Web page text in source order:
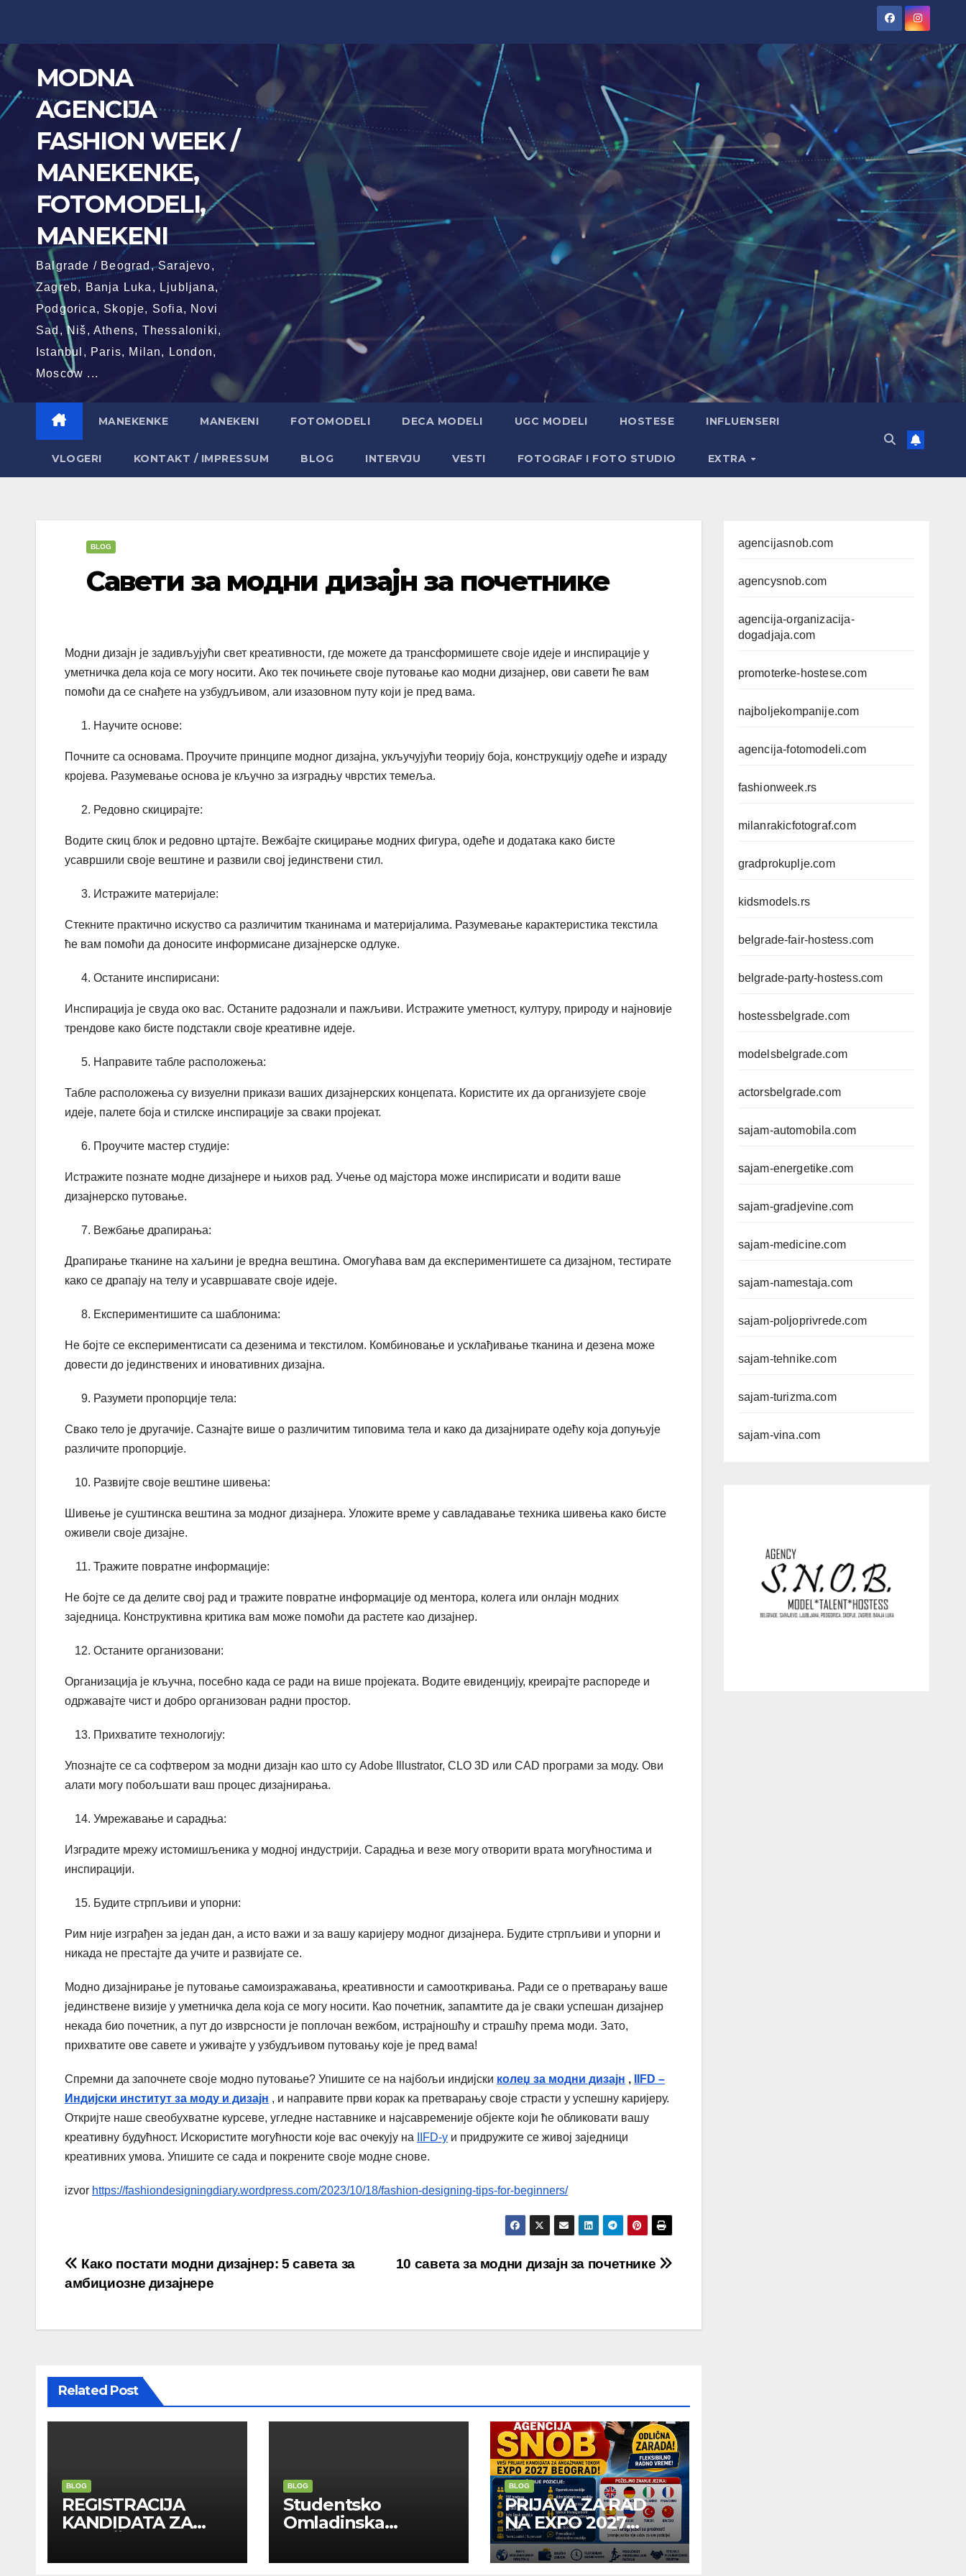
content
MODNA
AGENCIJA
FASHION WEEK /
MANEKENKE,
FOTOMODELI,
MANEKENI
Balgrade / Beograd, Sarajevo,
Zagreb, Banja Luka, Ljubljana,
Podgorica, Skopje, Sofia, Novi
Sad, Niš, Athens, Thessaloniki,
Istanbul, Paris, Milan, London,
Moscow ...
MANEKENKE MANEKENI FOTOMODELI DECA MODELI UGC MODELI HOSTESE INFLUENSERI
VLOGERI KONTAKT / IMPRESSUM BLOG INTERVJU VESTI FOTOGRAF I FOTO STUDIO EXTRA
BLOG
Савети за модни дизајн за почетнике
Модни дизајн је задивљујући свет креативности, где можете да трансформишете своје идеје и инспирације у
уметничка дела која се могу носити. Ако тек почињете своје путовање као модни дизајнер, ови савети ће вам
помоћи да се снађете на узбудљивом, али изазовном путу који је пред вама.
Научите основе:
Почните са основама. Проучите принципе модног дизајна, укључујући теорију боја, конструкцију одеће и израду
кројева. Разумевање основа је кључно за изградњу чврстих темеља.
Редовно скицирајте:
Водите скиц блок и редовно цртајте. Вежбајте скицирање модних фигура, одеће и додатака како бисте
усавршили своје вештине и развили свој јединствени стил.
Истражите материјале:
Стекните практично искуство са различитим тканинама и материјалима. Разумевање карактеристика текстила
ће вам помоћи да доносите информисане дизајнерске одлуке.
Останите инспирисани:
Инспирација је свуда око вас. Останите радознали и пажљиви. Истражите уметност, културу, природу и најновије
трендове како бисте подстакли своје креативне идеје.
Направите табле расположења:
Табле расположења су визуелни прикази ваших дизајнерских концепата. Користите их да организујете своје
идеје, палете боја и стилске инспирације за сваки пројекат.
Проучите мастер студије:
Истражите познате модне дизајнере и њихов рад. Учење од мајстора може инспирисати и водити ваше
дизајнерско путовање.
Вежбање драпирања:
Драпирање тканине на хаљини је вредна вештина. Омогућава вам да експериментишете са дизајном, тестирате
како се драпају на телу и усавршавате своје идеје.
Експериментишите са шаблонима:
Не бојте се експериментисати са дезенима и текстилом. Комбиновање и усклађивање тканина и дезена може
довести до јединствених и иновативних дизајна.
Разумети пропорције тела:
Свако тело је другачије. Сазнајте више о различитим типовима тела и како да дизајнирате одећу која допуњује
различите пропорције.
Развијте своје вештине шивења:
Шивење је суштинска вештина за модног дизајнера. Уложите време у савладавање техника шивења како бисте
оживели своје дизајне.
Тражите повратне информације:
Не бојте се да делите свој рад и тражите повратне информације од ментора, колега или онлајн модних
заједница. Конструктивна критика вам може помоћи да растете као дизајнер.
Останите организовани:
Организација је кључна, посебно када се ради на више пројеката. Водите евиденцију, креирајте распореде и
одржавајте чист и добро организован радни простор.
Прихватите технологију:
Упознајте се са софтвером за модни дизајн као што су Adobe Illustrator, CLO 3D или CAD програми за моду. Ови
алати могу побољшати ваш процес дизајнирања.
Умрежавање и сарадња:
Изградите мрежу истомишљеника у модној индустрији. Сарадња и везе могу отворити врата могућностима и
инспирацији.
Будите стрпљиви и упорни:
Рим није изграђен за један дан, а исто важи и за вашу каријеру модног дизајнера. Будите стрпљиви и упорни и
никада не престајте да учите и развијате се.
Модно дизајнирање је путовање самоизражавања, креативности и самооткривања. Ради се о претварању ваше
јединствене визије у уметничка дела која се могу носити. Као почетник, запамтите да је сваки успешан дизајнер
некада био почетник, а пут до изврсности је поплочан вежбом, истрајношћу и страшћу према моди. Зато,
прихватите ове савете и уживајте у узбудљивом путовању које је пред вама!
Спремни да започнете своје модно путовање? Упишите се на најбољи индијски колеџ за модни дизајн ,
IIFD –
Индијски институт за моду и дизајн , и направите први корак ка претварању своје страсти у успешну каријеру.
Откријте наше свеобухватне курсеве, угледне наставнике и најсавременије објекте који ће обликовати вашу
креативну будућност. Искористите могућности које вас очекују на
IIFD-у и придружите се живој заједници
креативних умова. Упишите се сада и покрените своје модне снове.
izvor https://fashiondesigningdiary.wordpress.com/2023/10/18/fashion-designing-tips-for-beginners/
Post
navigation
10 савета за модни дизајн за почетнике
Како постати модни дизајнер: 5 савета за
амбициозне дизајнере
Related Post
BLOG
REGISTRACIJA
KANDIDATA ZA
INOSTRANIM
BLOG
Studentsko
Omladinska
Kompanije“
BLOG
PRIJAVA ZA RAD
NA EXPO 2027
BELGRADE
agencijasnob.com
agencysnob.com
agencija-organizacija-
dogadjaja.com
promoterke-hostese.com
najboljekompanije.com
agencija-fotomodeli.com
fashionweek.rs
milanrakicfotograf.com
gradprokuplje.com
kidsmodels.rs
belgrade-fair-hostess.com
belgrade-party-hostess.com
hostessbelgrade.com
modelsbelgrade.com
actorsbelgrade.com
sajam-automobila.com
sajam-energetike.com
sajam-gradjevine.com
sajam-medicine.com
sajam-namestaja.com
sajam-poljoprivrede.com
sajam-tehnike.com
sajam-turizma.com
sajam-vina.com